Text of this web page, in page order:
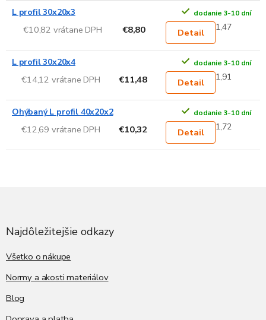
L profil 30x20x3 dodanie 3-10 dní
€10,82 vrátane DPH €8,80 Detail 1,47
L profil 30x20x4 dodanie 3-10 dní
€14,12 vrátane DPH €11,48 Detail 1,91
Ohýbaný L profil 40x20x2 dodanie 3-10 dní
€12,69 vrátane DPH €10,32 Detail 1,72
Najdôležitejšie odkazy
Všetko o nákupe
Normy a akosti materiálov
Blog